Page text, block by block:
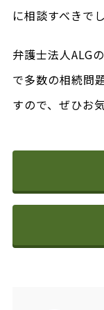
に相談すべきで
弁護士法人ALG
で多数の相続問
すので、ぜひお